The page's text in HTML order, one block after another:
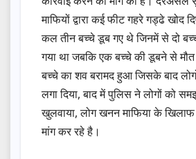
माफियों द्वारा कई फीट गहरे गड्ढे खोद
कल तीन बच्चे डूब गए थे जिनमें से दो
गया था जबकि एक बच्चे की डूबने से
बच्चे का शव बरामद हुआ जिसके बाद
लगा दिया, बाद में पुलिस ने लोगों को
खुलवाया, लोग खनन माफिया के खिलाफ
मांग कर रहे है।